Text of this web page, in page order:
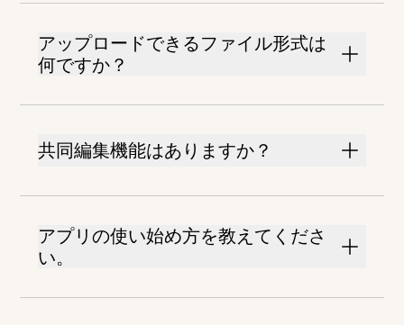
アップロードできるファイル形式は
何ですか？
共同編集機能はありますか？
アプリの使い始め方を教えてくださ
い。